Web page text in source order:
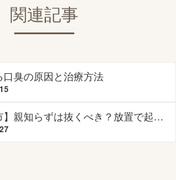
関連記事
口臭の原因と治療方法
】親知らずは抜くべき？放置で起こ
安心して抜歯するためのポイント
ファミリー歯科